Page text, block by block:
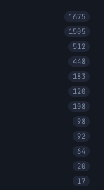
1675
1505
512
448
183
120
108
98
92
64
20
17